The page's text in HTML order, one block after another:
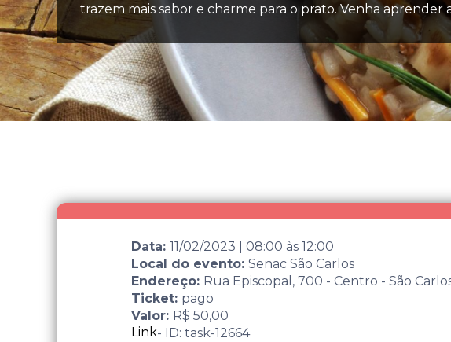
trazem mais sabor e charme para o prato. Venha aprender
Data: 11/02/2023 08:00 às 12:00
Local do evento: Senac São Carlos
Endereço: Rua Episcopal, 700 - Centro - São
Ticket: pago
Valor: R$ 50,00
Link- ID: task-12664